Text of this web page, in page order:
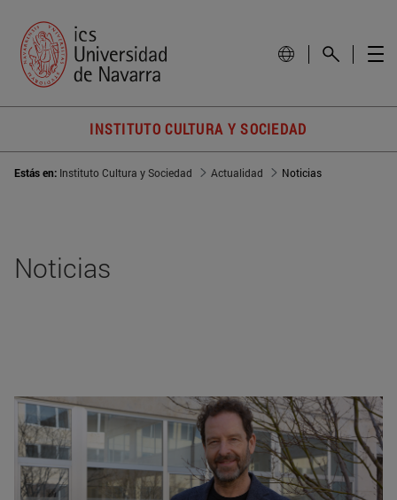
INSTITUTO CULTURA Y SOCIEDAD
Estás en: Instituto Cultura y Sociedad Actualidad Noticias
Noticias